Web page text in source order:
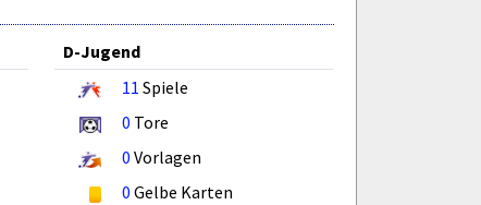
D-Jugend
11 Spiele
0 Tore
0 Vorlagen
0 Gelbe Karten